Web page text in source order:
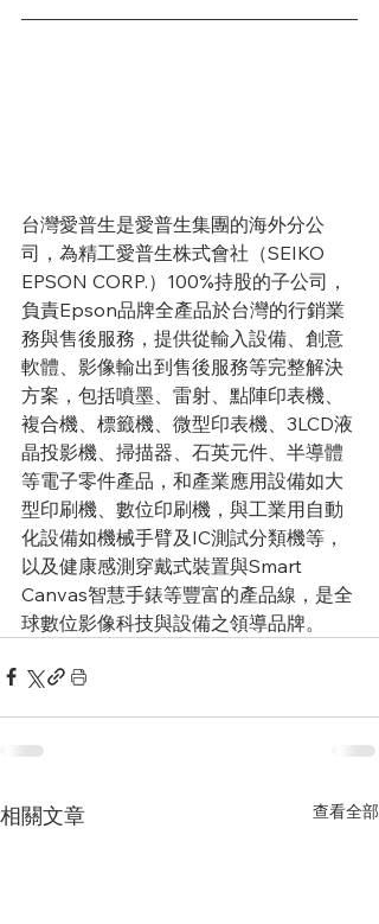
台灣愛普生是愛普生集團的海外分公
司，為精工愛普生株式會社（SEIKO
EPSON CORP.）100%持股的子公司，
負責Epson品牌全產品於台灣的行銷業
務與售後服務，提供從輸入設備、創意
軟體、影像輸出到售後服務等完整解決
方案，包括噴墨、雷射、點陣印表機、
複合機、標籤機、微型印表機、3LCD液
晶投影機、掃描器、石英元件、半導體
等電子零件產品，和產業應用設備如大
型印刷機、數位印刷機，與工業用自動
化設備如機械手臂及IC測試分類機等，
以及健康感測穿戴式裝置與Smart
Canvas智慧手錶等豐富的產品線，是全
球數位影像科技與設備之領導品牌。
相關文章 查看全部